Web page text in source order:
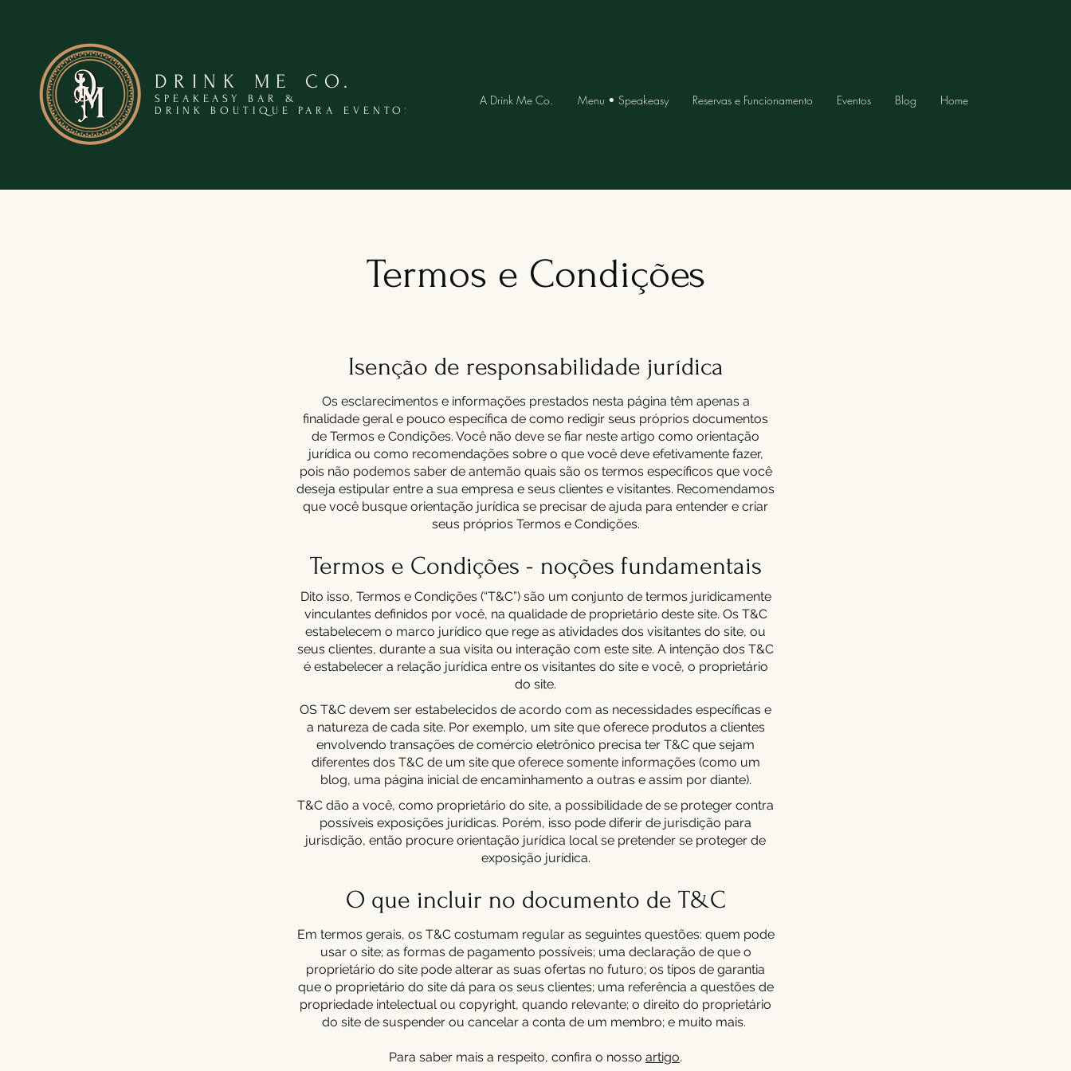
DRINK ME CO.
SPEAKEASY BAR &
DRINK BOUTIQUE PARA EVENTOS
A Drink Me Co. Menu • Speakeasy Reservas e Funcionamento Eventos Blog Home
Termos e Condições
Isenção de responsabilidade jurídica
Os esclarecimentos e informações prestados nesta página têm apenas a
finalidade geral e pouco específica de como redigir seus próprios documentos
de Termos e Condições. Você não deve se fiar neste artigo como orientação
jurídica ou como recomendações sobre o que você deve efetivamente fazer,
pois não podemos saber de antemão quais são os termos específicos que você
deseja estipular entre a sua empresa e seus clientes e visitantes. Recomendamos
que você busque orientação jurídica se precisar de ajuda para entender e criar
seus próprios Termos e Condições.
Termos e Condições - noções fundamentais
Dito isso, Termos e Condições (“T&C”) são um conjunto de termos juridicamente
vinculantes definidos por você, na qualidade de proprietário deste site. Os T&C
estabelecem o marco jurídico que rege as atividades dos visitantes do site, ou
seus clientes, durante a sua visita ou interação com este site. A intenção dos T&C
é estabelecer a relação jurídica entre os visitantes do site e você, o proprietário
do site.
OS T&C devem ser estabelecidos de acordo com as necessidades específicas e
a natureza de cada site. Por exemplo, um site que oferece produtos a clientes
envolvendo transações de comércio eletrônico precisa ter T&C que sejam
diferentes dos T&C de um site que oferece somente informações (como um
blog, uma página inicial de encaminhamento a outras e assim por diante).
T&C dão a você, como proprietário do site, a possibilidade de se proteger contra
possíveis exposições jurídicas. Porém, isso pode diferir de jurisdição para
jurisdição, então procure orientação jurídica local se pretender se proteger de
exposição jurídica.
O que incluir no documento de T&C
Em termos gerais, os T&C costumam regular as seguintes questões: quem pode
usar o site; as formas de pagamento possíveis; uma declaração de que o
proprietário do site pode alterar as suas ofertas no futuro; os tipos de garantia
que o proprietário do site dá para os seus clientes; uma referência a questões de
propriedade intelectual ou copyright, quando relevante; o direito do proprietário
do site de suspender ou cancelar a conta de um membro; e muito mais.
Para saber mais a respeito, confira o nosso artigo.